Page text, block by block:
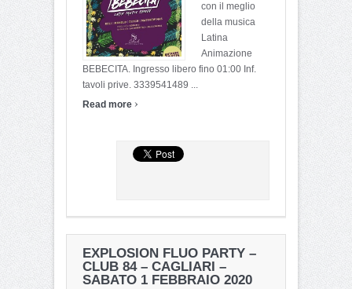
con il meglio
della musica
Latina
Animazione
BEBECITA. Ingresso libero fino 01:00 Inf.
tavoli prive. 3339541489 ...
Read more ›
EXPLOSION FLUO PARTY –
CLUB 84 – CAGLIARI –
SABATO 1 FEBBRAIO 2020